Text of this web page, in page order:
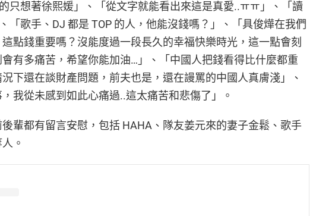
只想著徐熙媛」、「從文字就能看出來這是真愛..ㅠㅠ」、「讀
「歌手、DJ 都是 TOP 的人，他能沒錢嗎？」、「具俊燁在我們
點錢重要嗎？沒能度過一段長久的幸福快樂時光，這一點會刻
有多痛苦，希望你能加油…」、「中國人把錢看得比什麼都重
下還在談財產問題，前夫也是，還在謾罵的中國人真膚淺」、
，我從未感到如此心痛過..這太痛苦和悲傷了」。
輩都有留言安慰，包括 HAHA、隊友姜元來的妻子金鬆、歌手
。